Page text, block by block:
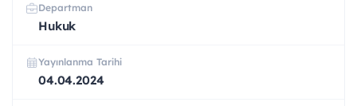
Departman
Hukuk
Yayınlanma Tarihi
04.04.2024